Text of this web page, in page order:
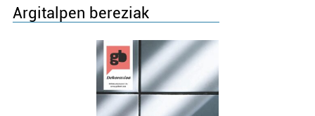
Argitalpen bereziak